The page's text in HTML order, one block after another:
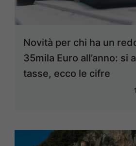
Novità per chi ha un
35mila Euro all’anno: si
tasse, ecco le cifre